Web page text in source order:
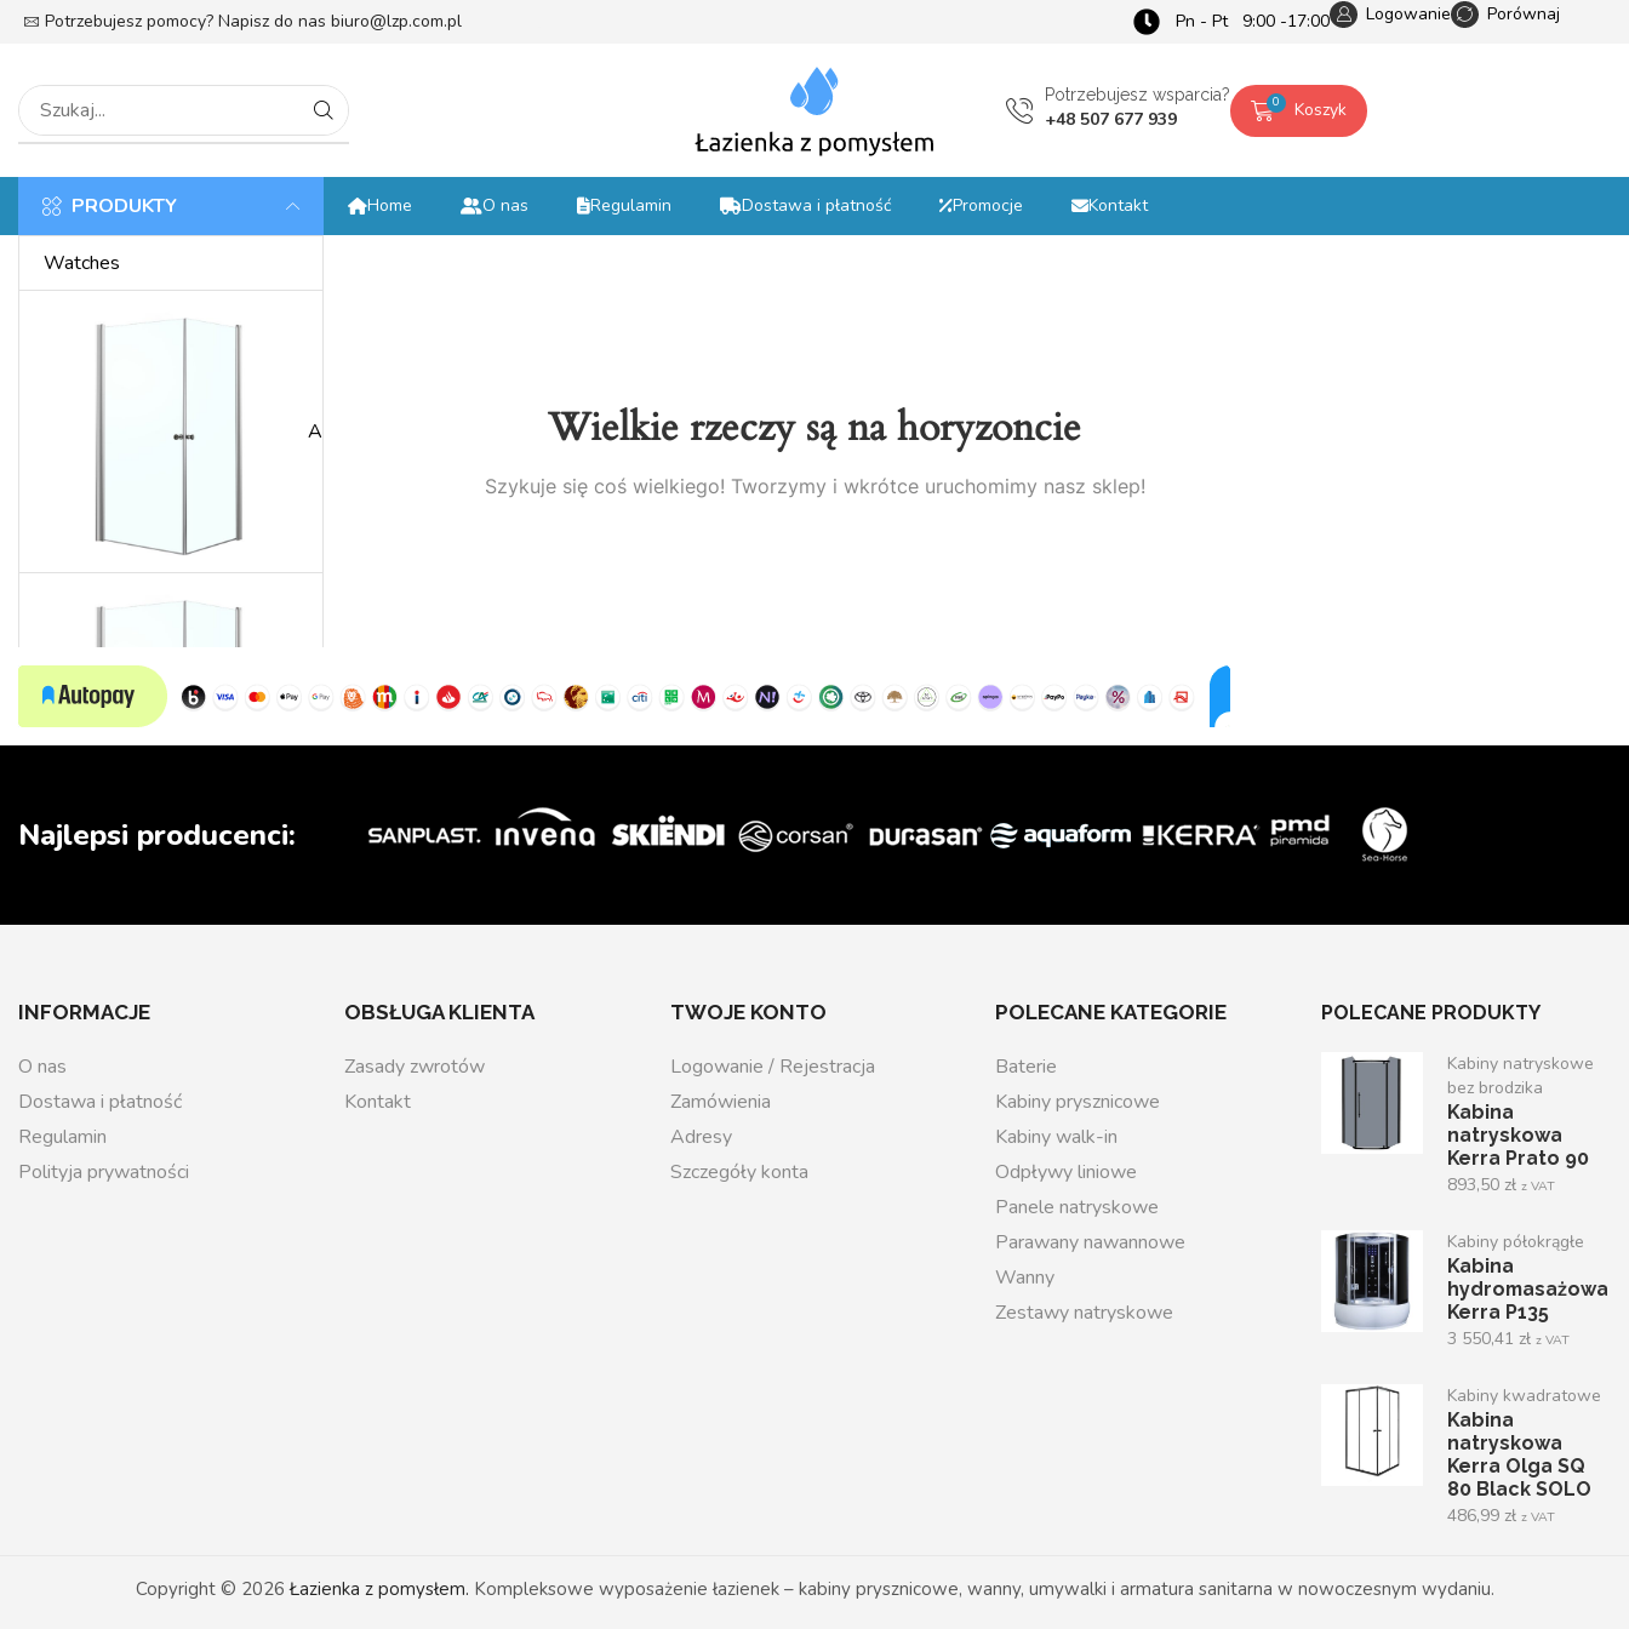
Potrzebujesz pomocy? Napisz do nas biuro@lzp.com.pl Pn - Pt 9:00 -17:00 Logowanie Porównaj
Potrzebujesz wsparcia?
+48 507 677 939
0 Koszyk
PRODUKTY
Watches
Anniversary
Wedding
Home O nas Regulamin Dostawa i płatność Promocje Kontakt
Wielkie rzeczy są na horyzoncie
Szykuje się coś wielkiego! Tworzymy i wkrótce uruchomimy nasz sklep!
Najlepsi producenci:
INFORMACJE
O nas
Dostawa i płatność
Regulamin
Polityja prywatności
OBSŁUGA KLIENTA
Zasady zwrotów
Kontakt
TWOJE KONTO
Logowanie / Rejestracja
Zamówienia
Adresy
Szczegóły konta
POLECANE KATEGORIE
Baterie
Kabiny prysznicowe
Kabiny walk-in
Odpływy liniowe
Panele natryskowe
Parawany nawannowe
Wanny
Zestawy natryskowe
POLECANE PRODUKTY
Kabiny natryskowe
bez brodzika
Kabina
natryskowa
Kerra Prato 90
893,50 zł z VAT
Kabiny półokrągłe
Kabina
hydromasażowa
Kerra P135
3 550,41 zł z VAT
Kabiny kwadratowe
Kabina
natryskowa
Kerra Olga SQ
80 Black SOLO
486,99 zł z VAT
Copyright © 2026Łazienka z pomysłem. Kompleksowe wyposażenie łazienek – kabiny prysznicowe, wanny, umywalki i armatura sanitarna w nowoczesnym wydaniu.